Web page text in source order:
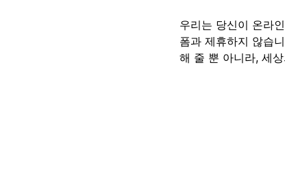
우리는 당신이 온라
폼과 제휴하지 않습
해 줄 뿐 아니라, 세